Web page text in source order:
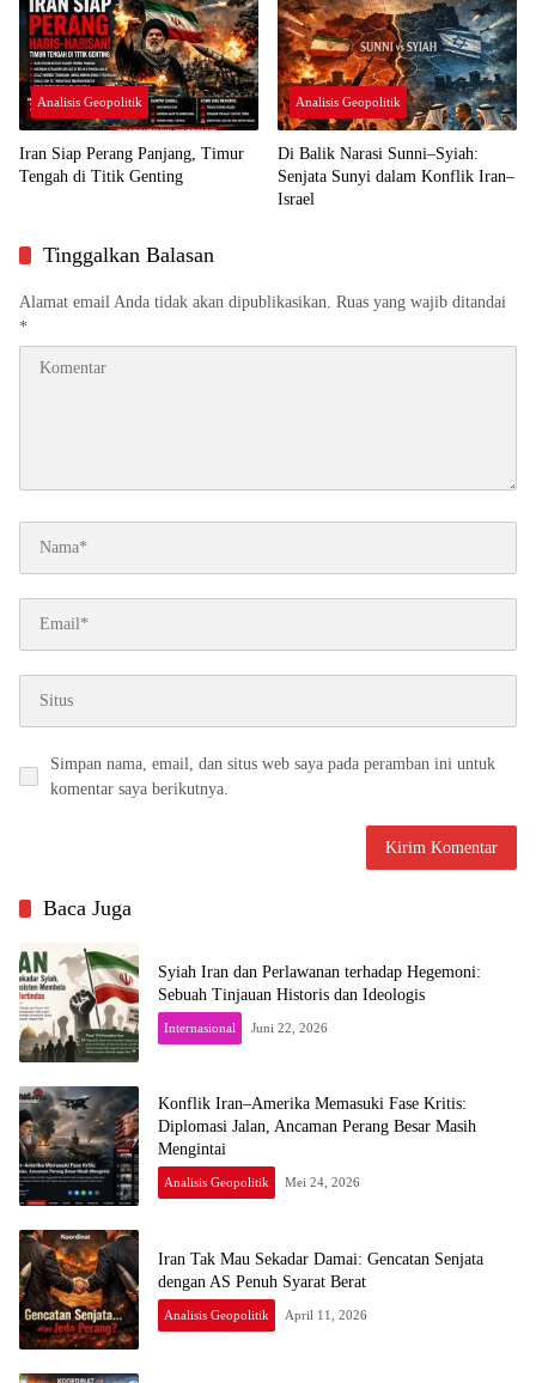
Analisis Geopolitik
Iran Siap Perang Panjang, Timur
Tengah di Titik Genting
Analisis Geopolitik
Di Balik Narasi Sunni–Syiah:
Senjata Sunyi dalam Konflik Iran–
Israel
Tinggalkan Balasan
Alamat email Anda tidak akan dipublikasikan. Ruas yang wajib ditandai
*
Simpan nama, email, dan situs web saya pada peramban ini untuk
komentar saya berikutnya.
Baca Juga
Syiah Iran dan Perlawanan terhadap Hegemoni:
Sebuah Tinjauan Historis dan Ideologis
Internasional Juni 22, 2026
Konflik Iran–Amerika Memasuki Fase Kritis:
Diplomasi Jalan, Ancaman Perang Besar Masih
Mengintai
Analisis Geopolitik Mei 24, 2026
Iran Tak Mau Sekadar Damai: Gencatan Senjata
dengan AS Penuh Syarat Berat
Analisis Geopolitik April 11, 2026